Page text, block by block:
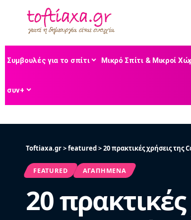
Συμβουλές για το σπίτι Μικρό Σπίτι & Μικροί
συν+
Toftiaxa.gr>featured>20 πρακτικές χρήσεις
FEATURED ΑΓΑΠΗΜΈΝΑ
20